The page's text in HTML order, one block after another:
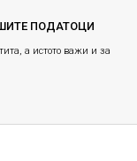
ПОДАТОЦИ
а истото важи и за